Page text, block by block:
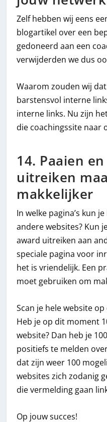
Zelf hebben wij eens
blogartikel over een
gedoneerd aan een
verwijderden we dus
Waarom zouden wij
barstensvol interne
interne links. Nu zijn
die coachingssite naar
14. Paaien
uitreiken
makkelijker
In welke pagina’s kun
andere websites? Kun
award uitreiken aan
speciale pagina voor
het is vriendelijk. Een
moet gebruiken om
Scan je hele website
Heb je op dit moment
website? Dan heb je
positiefs te melden
dat zijn weer 100
websites zich zodanig
die vermelding gaan
Op jouw succes!